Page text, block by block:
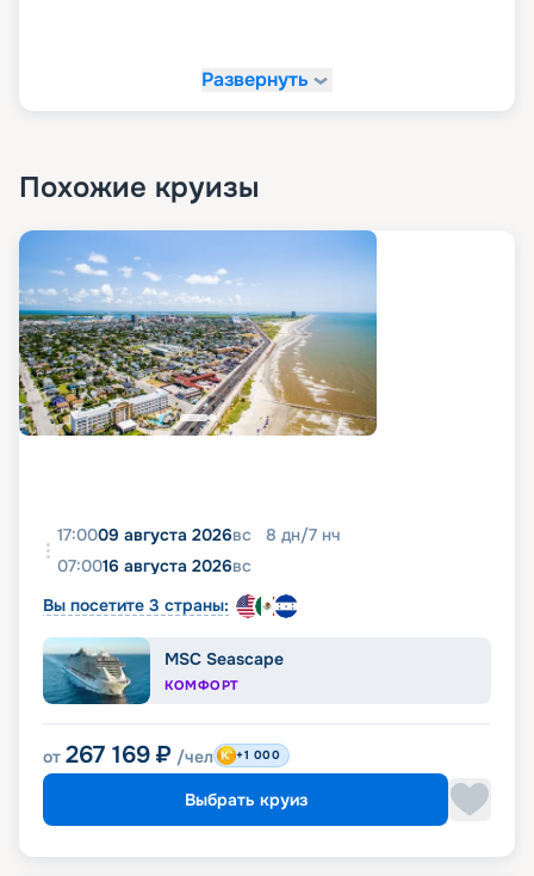
Развернуть
Похожие круизы
17:0009 августа 2026вс 8 дн/7 нч
07:0016 августа 2026вс
Вы посетите 3 страны:
MSC Seascape
КОМФОРТ
от 267 169 ₽ /чел +1 000
Выбрать круиз